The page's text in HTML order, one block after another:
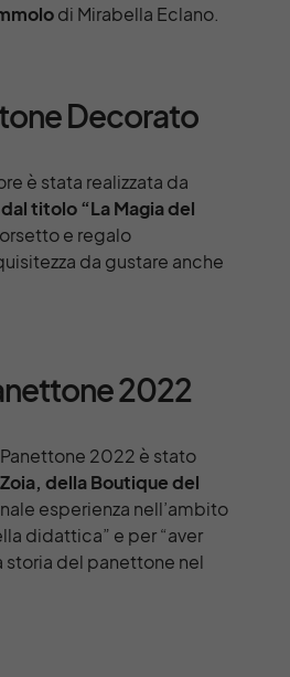
di Mirabella Eclano.
Decorato
è stata realizzata da
titolo “La Magia del
e regalo
da gustare anche
2022
2022 è stato
della Boutique del
esperienza nell’ambito
didattica” e per “aver
storia del panettone nel